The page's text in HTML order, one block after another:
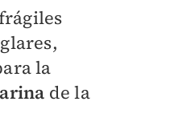
la
de la